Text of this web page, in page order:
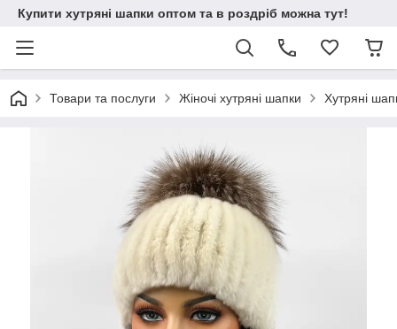
Купити хутряні шапки оптом та в роздріб можна тут!
Товари та послуги Жіночі хутряні шапки Хутряні